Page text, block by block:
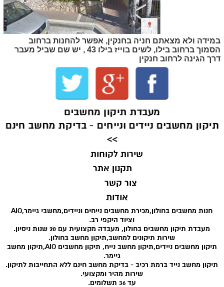
צור קשר
אודות
תקנון אתר
שירות לקוחות
חנות מחשבים בחולון,מכירת מחשבים נייחים וניידים,מחשבי גיימר,AIO
וציוד היקפי רב.
מעבדת תיקון מחשבים בחולון, מעבדה מקצועית עם 20 שנות ניסיון.
שירות תיקונים למחשב,תיקון מחשב בחולון.
תיקון מחשבים ניידים,תיקון מחשב נייח, תיקון מחשבים AIO,תיקון מחשב
גיימר.
תיקון מחשב נייד ברמת רכיב - בדיקת מחשב חינם ללא התחייבות לתיקון.
שירות מהיר ומקצועי.
עד 36 תשלומים.
מעבדת תיקון מחשבים
תיקון מחשבים ניידים ונייחים - בדיקת מחשב חינם
>>
במידה ולא מצאתם חניה בחנקין, אפשר להחנות ברחוב
הסמוך ברחוב בילו, לשים בוייז בילו 43 , יש שם שביל מעבר
דרך הגינה לרחוב חנקין